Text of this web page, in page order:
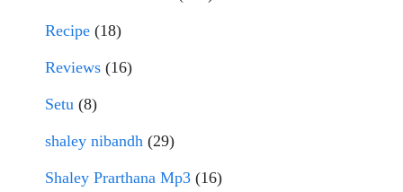
Recipe (18)
Reviews (16)
Setu (8)
shaley nibandh (29)
Shaley Prarthana Mp3 (16)